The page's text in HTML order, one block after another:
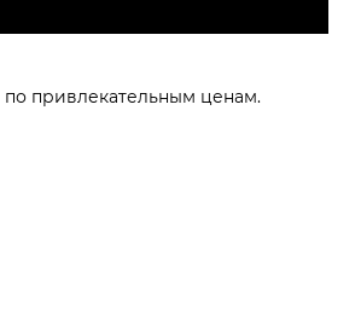
по привлекательным ценам.